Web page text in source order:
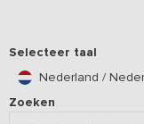
Selecteer taal
Nederland /
Zoeken